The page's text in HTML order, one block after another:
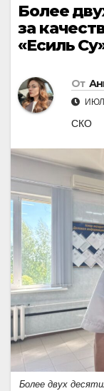
Более
за
«Есиль
От
ИЮЛ
СКО
Более двух